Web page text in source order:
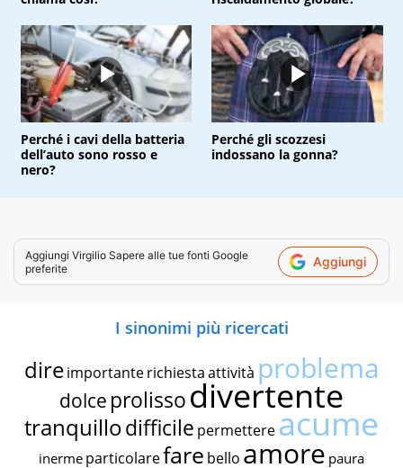
Perché i cavi della batteria
dell’auto sono rosso e
nero?
Perché gli scozzesi
indossano la gonna?
Aggiungi Virgilio Sapere alle tue fonti Google
preferite
Aggiungi
I sinonimi più ricercati
dire importante richiestaattività problema
dolce prolissodivertente
tranquillodifficile permettereacume
inerme particolarefare bello amore paura